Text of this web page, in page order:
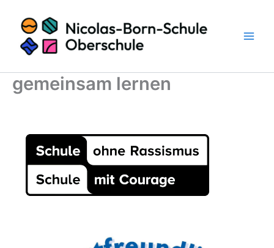
Inhalt
springen
gemeinsam lernen